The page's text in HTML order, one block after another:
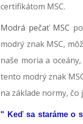
certifikátom MSC.
Modrá pečať MSC
modrý znak MSC,
naše moria a
tento modrý znak
na základe normy,
" Keď sa staráme o